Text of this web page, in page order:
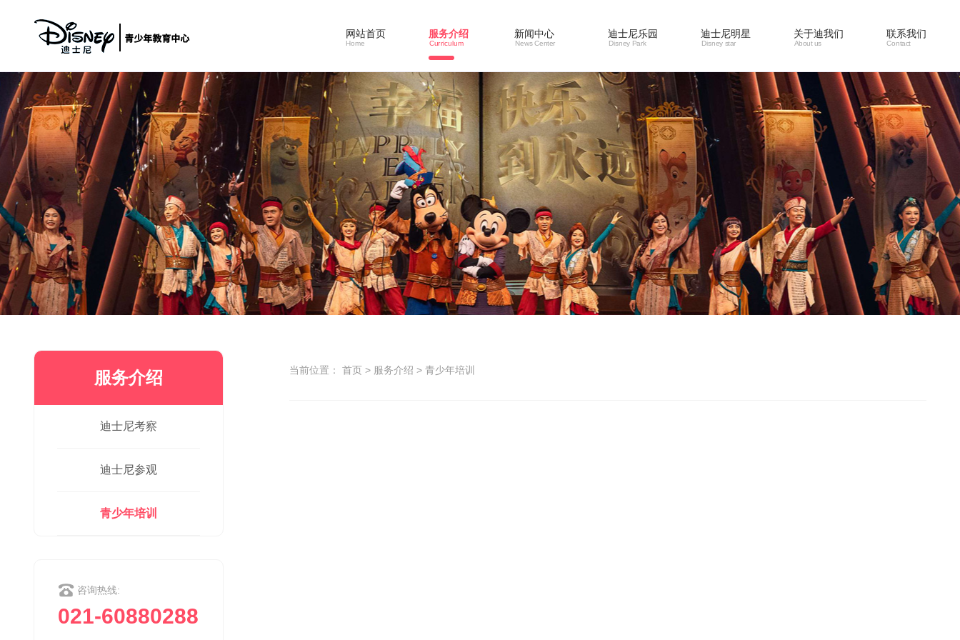
网站首页
Home
服务介绍
Curriculum
新闻中心
News Center
迪士尼乐园
Disney Park
迪士尼明星
Disney star
关于迪我们
About us
联系我们
Contact
服务介绍
迪士尼考察
迪士尼参观
青少年培训
咨询热线:
021-60880288
当前位置： 首页 > 服务介绍 > 青少年培训